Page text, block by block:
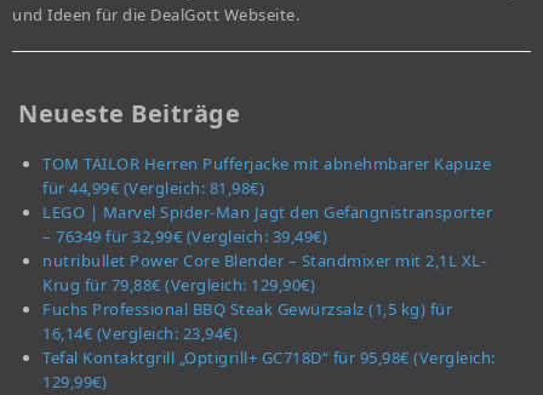
und Ideen für die DealGott Webseite.
Neueste Beiträge
TOM TAILOR Herren Pufferjacke mit abnehmbarer Kapuze
für 44,99€ (Vergleich: 81,98€)
LEGO | Marvel Spider-Man Jagt den Gefängnistransporter
– 76349 für 32,99€ (Vergleich: 39,49€)
nutribullet Power Core Blender – Standmixer mit 2,1L XL-
Krug für 79,88€ (Vergleich: 129,90€)
Fuchs Professional BBQ Steak Gewürzsalz (1,5 kg) für
16,14€ (Vergleich: 23,94€)
Tefal Kontaktgrill „Optigrill+ GC718D“ für 95,98€ (Vergleich:
129,99€)